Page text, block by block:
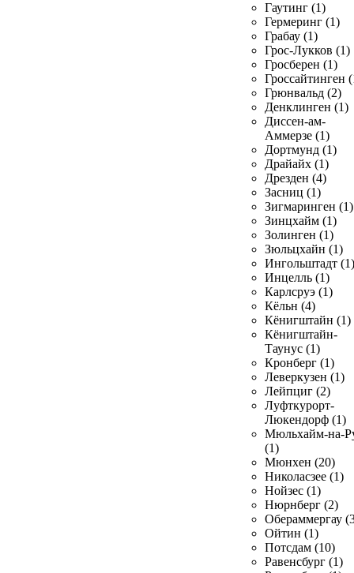
Гаутинг (1)
Гермеринг (1)
Грабау (1)
Грос-Лукков (1)
Гросберен (1)
Гроссайтинген
Грюнвальд (2)
Денклинген (1)
Диссен-ам-
Аммерзе (1)
Дортмунд (1)
Драйайх (1)
Дрезден (4)
Засниц (1)
Зигмаринген (1)
Зинцхайм (1)
Золинген (1)
Зюльцхайн (1)
Ингольштадт (1)
Инцелль (1)
Карлсруэ (1)
Кёльн (4)
Кёнигштайн (1)
Кёнигштайн-
Таунус (1)
Кронберг (1)
Леверкузен (1)
Лейпциг (2)
Луфткурорт-
Люкендорф (1)
Мюльхайм-на-
(1)
Мюнхен (20)
Николасзее (1)
Нойзес (1)
Нюрнберг (2)
Обераммергау
Ойтин (1)
Потсдам (10)
Равенсбург (1)